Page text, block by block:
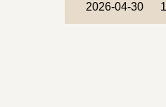
2026-04-30